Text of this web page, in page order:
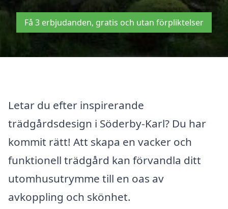
Få 3 erbjudanden, gratis och utan förpliktelser
Letar du efter inspirerande
trädgårdsdesign i Söderby-Karl? Du har
kommit rätt! Att skapa en vacker och
funktionell trädgård kan förvandla ditt
utomhusutrymme till en oas av
avkoppling och skönhet.